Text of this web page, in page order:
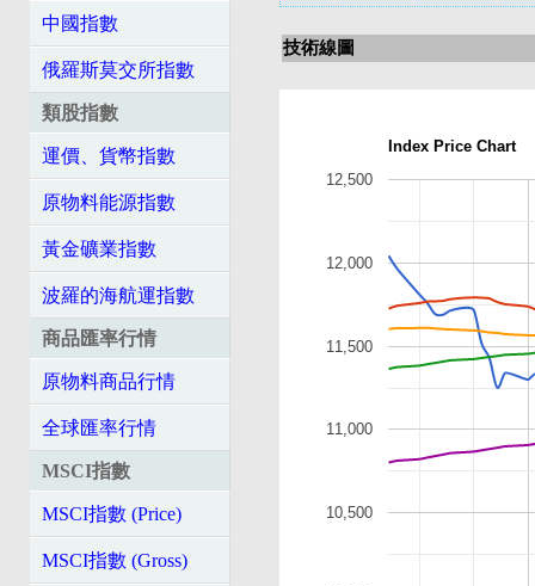
中國指數
俄羅斯莫交所指數
類股指數
運價、貨幣指數
原物料能源指數
黃金礦業指數
波羅的海航運指數
商品匯率行情
原物料商品行情
全球匯率行情
MSCI指數
MSCI指數 (Price)
MSCI指數 (Gross)
技術線圖
Index Price Chart
10,500
11,000
11,500
12,000
12,500